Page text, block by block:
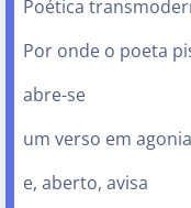
Poética
Por onde o poeta
abre-se
um verso em
e, aberto, avisa